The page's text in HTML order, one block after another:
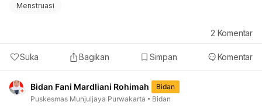
Menstruasi
Suka Bagikan Simpan Komentar
2 Komentar
Bidan Fani Mardliani Rohimah
Bidan
Puskesmas Munjuljaya Purwakarta
Bidan